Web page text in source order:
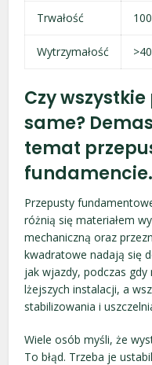
Trwałość
Wytrzymałość
Czy
same?
temat
fundamencie.
Przepusty
różnią się materiałem
mechaniczną oraz
kwadratowe nadają się
jak wjazdy, podczas gdy
lżejszych instalacji, a
stabilizowania i
Wiele osób myśli, że
To błąd. Trzeba je